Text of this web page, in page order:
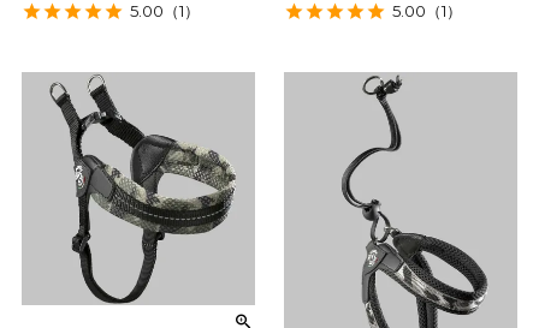
5.00 （1） 5.00 （1）